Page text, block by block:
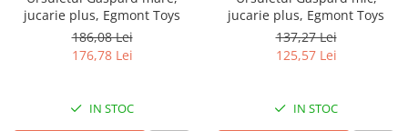
jucarie plus, Egmont Toys
186,08 Lei
176,78 Lei
IN STOC
jucarie plus, Egmont Toys
137,27 Lei
125,57 Lei
IN STOC